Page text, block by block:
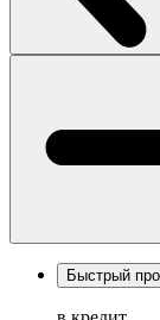
Быстрый